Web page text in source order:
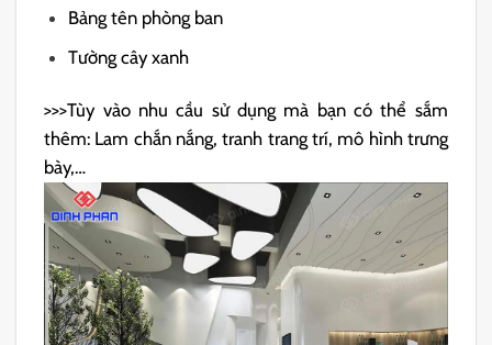
Bảng tên phòng ban
Tường cây xanh
>>>Tùy vào nhu cầu sử dụng mà bạn có thể sắm
thêm: Lam chắn nắng, tranh trang trí, mô hình trưng
bày,…